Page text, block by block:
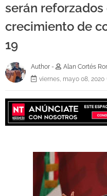
serán
crecimiento de
19
Author -
Alan Cortés
viernes, mayo 08, 2020